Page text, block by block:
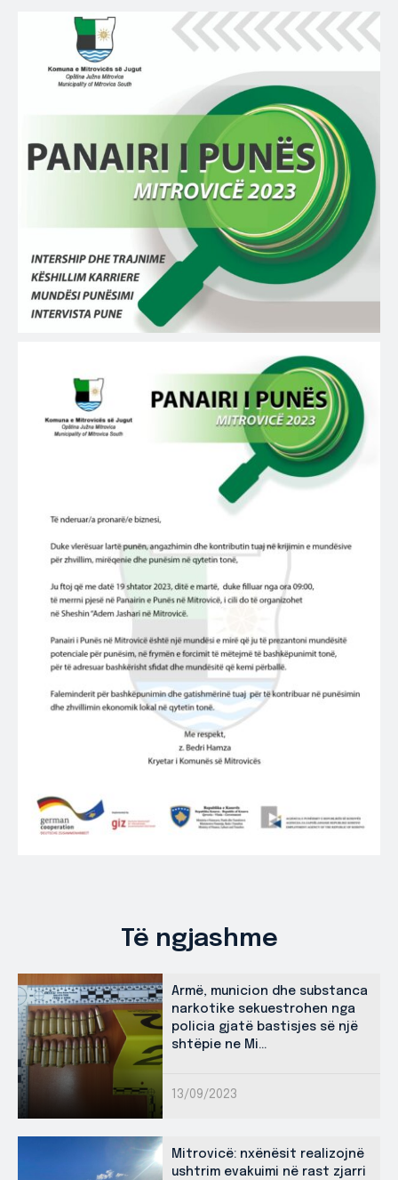
Të ngjashme
Armë, municion dhe substanca
narkotike sekuestrohen nga
policia gjatë bastisjes së një
shtëpie ne Mi...
13/09/2023
Mitrovicë: nxënësit realizojnë
ushtrim evakuimi në rast zjarri